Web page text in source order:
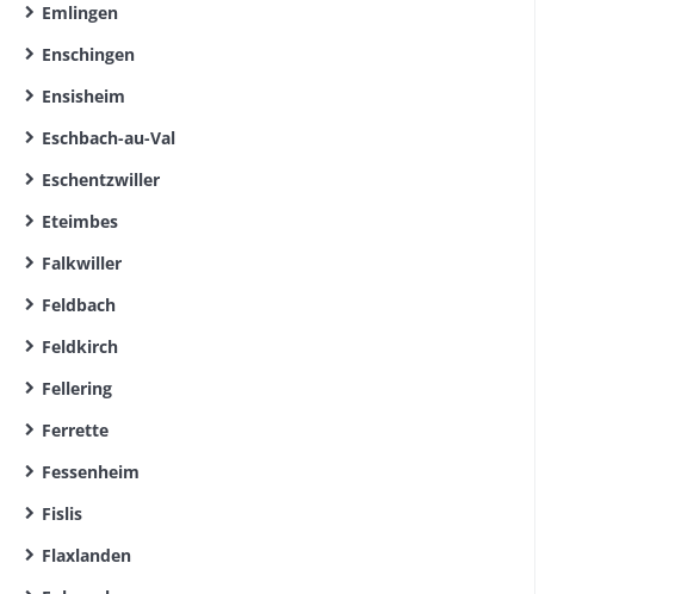
Emlingen
Enschingen
Ensisheim
Eschbach-au-Val
Eschentzwiller
Eteimbes
Falkwiller
Feldbach
Feldkirch
Fellering
Ferrette
Fessenheim
Fislis
Flaxlanden